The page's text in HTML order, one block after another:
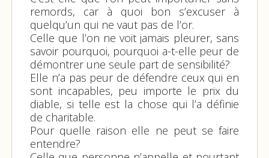
remords, car à quoi bon s’excuser à
quelqu’un qui ne vaut pas de l’or.
Celle que l’on ne voit jamais pleurer, sans
savoir pourquoi, pourquoi a-t-elle peur de
démontrer une seule part de sensibilité?
Elle n’a pas peur de défendre ceux qui en
sont incapables, peu importe le prix du
diable, si telle est la chose qui l’a définie
de charitable.
Pour quelle raison elle ne peut se faire
entendre?